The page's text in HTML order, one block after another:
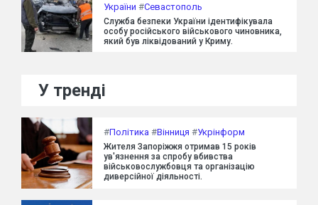
України #Севастополь
Служба безпеки України ідентифікувала
особу російського військового чиновника,
який був ліквідований у Криму.
У тренді
#Політика #Вінниця #Укрінформ
Жителя Запоріжжя отримав 15 років
ув'язнення за спробу вбивства
військовослужбовця та організацію
диверсійної діяльності.